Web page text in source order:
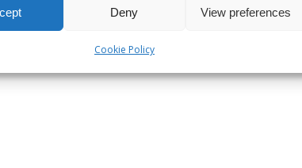
Deny View preferences
Cookie Policy